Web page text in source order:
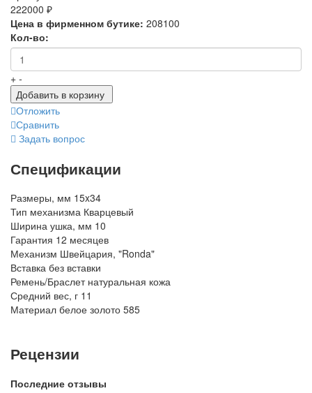
222000 ₽
Цена в фирменном бутике: 208100
Кол-во:
+ -
Добавить в корзину
Отложить
Сравнить
Задать вопрос
Спецификации
Размеры, мм 15x34
Тип механизма Кварцевый
Ширина ушка, мм 10
Гарантия 12 месяцев
Механизм Швейцария, "Ronda"
Вставка без вставки
Ремень/Браслет натуральная кожа
Средний вес, г 11
Материал белое золото 585
Рецензии
Последние отзывы